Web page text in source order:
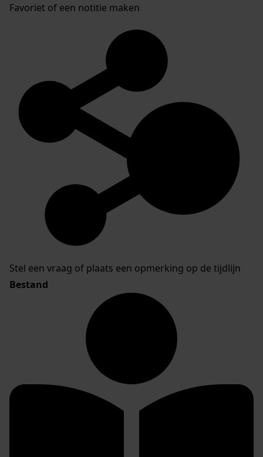
Favoriet of een notitie maken
Stel een vraag of plaats een opmerking op de tijdlijn
Bestand